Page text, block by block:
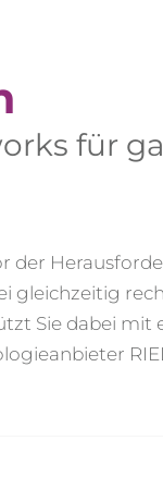
für
der
gleichzeitig
Sie dabei